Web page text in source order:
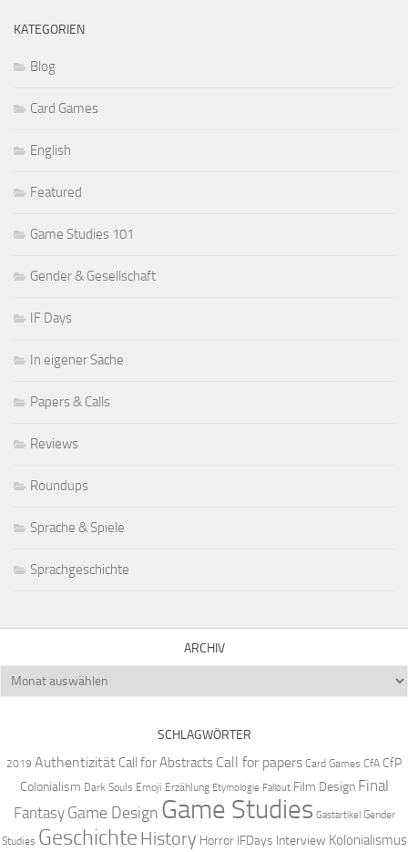
KATEGORIEN
Blog
Card Games
English
Featured
Game Studies 101
Gender & Gesellschaft
IF Days
In eigener Sache
Papers & Calls
Reviews
Roundups
Sprache & Spiele
Sprachgeschichte
ARCHIV
Archiv
SCHLAGWÖRTER
2019 Authentizität Call for Abstracts Call for papers Card Games CfA CfP
Colonialism Dark Souls Emoji Erzählung Etymologie Fallout Film Design Final
Fantasy Game Design Game Studies Gastartikel Gender
Studies Geschichte History Horror IFDays Interview Kolonialismus